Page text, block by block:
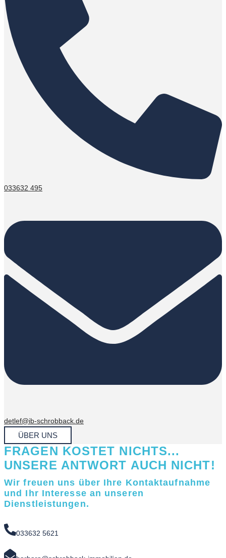
033632 495
detlef@ib-schrobback.de
ÜBER UNS
FRAGEN KOSTET NICHTS...
UNSERE ANTWORT AUCH NICHT!
Wir freuen uns über Ihre Kontaktaufnahme
und Ihr Interesse an unseren
Dienstleistungen.
033632 5621